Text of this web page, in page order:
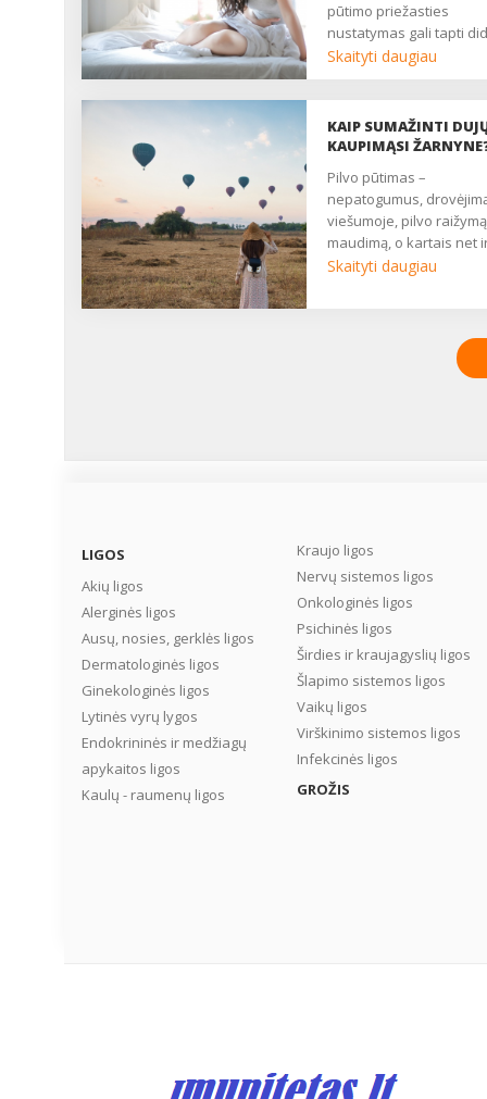
pūtimo priežasties
nustatymas gali tapti
iššūkiu, nes tai gana
dažniausiai pilvą pučia
per didelio nuryto oro
valgymo ir netgi...
Kokios galimos kitos
pūtimo priežastys ir
dėl jo jau reikėtų
gydytoją? ...
Skaityti daugiau
KAIP SUMAŽINTI
KAUPIMĄSI
Pilvo pūtimas –
nepatogumus,
viešumoje, pilvo
maudimą, o kartais net
stiprius pilvo skausmus
iki maždaug 20 kartų per
parą, tačiau dažnesnis
senyviems asmenims,
tačiau manoma, kad
bendrojoje populiacijoje
meteorizmas kamuoja
mažiausiai kas ketvirtą
asmenį. Ką daryti, ką
pūstų rečiau ir ne taip
intensyviai? Kaip
dujų kaupimąsi
Skaityti daugiau
LIGOS
Akių ligos
Alerginės ligos
Ausų, nosies, gerklės ligos
Dermatologinės ligos
Ginekologinės ligos
Lytinės vyrų lygos
Endokrininės ir medžiagų
apykaitos ligos
Kaulų - raumenų ligos
Kraujo ligos
Nervų sistemos ligos
Onkologinės ligos
Psichinės ligos
Širdies ir kraujagyslių ligos
Šlapimo sistemos ligos
Vaikų ligos
Virškinimo sistemos ligos
Infekcinės ligos
GROŽIS